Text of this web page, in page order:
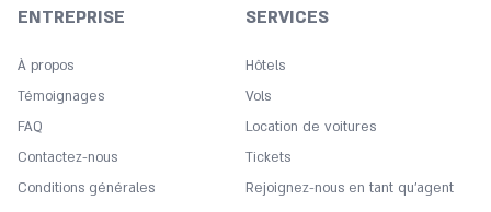
Cleaning
Coffee
Concierge
Cot
Desk
ENTREPRISE
À propos
Témoignages
FAQ
Contactez-nous
Conditions générales
SERVICES
Hôtels
Vols
Location de voitures
Tickets
Rejoignez-nous en tant qu’agent